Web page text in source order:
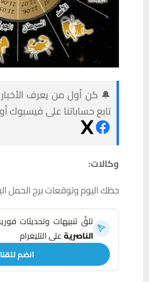
🔔 كن أول من يعرف الأخبار
تابع حساباتنا على فيسبوك
وكالات:
حظك اليوم وتوقعات برج الحمل اليوم 21 آذار – 19
تلقَّ تنبيهات وتحديثات
الناصريةعلى التليغرام
انضم